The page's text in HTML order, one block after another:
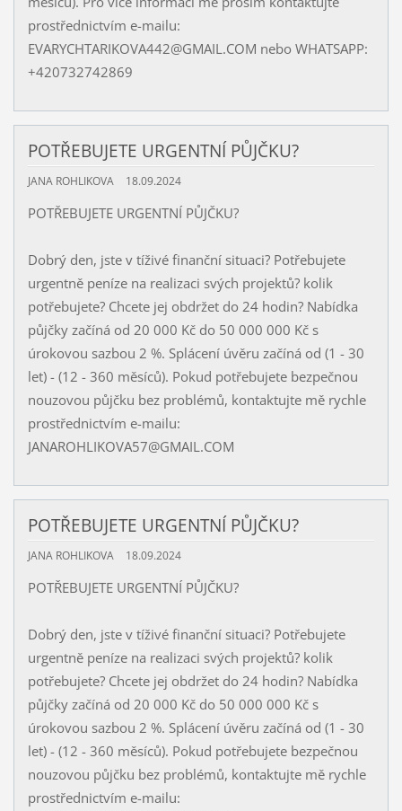
prostřednictvím e-mailu:
EVARYCHTARIKOVA442@GMAIL.COM nebo WHATSAPP:
+420732742869
POTŘEBUJETE URGENTNÍ PŮJČKU?
JANA ROHLIKOVA 18.09.2024
POTŘEBUJETE URGENTNÍ PŮJČKU?
Dobrý den, jste v tíživé finanční situaci? Potřebujete
urgentně peníze na realizaci svých projektů? kolik
potřebujete? Chcete jej obdržet do 24 hodin? Nabídka
půjčky začíná od 20 000 Kč do 50 000 000 Kč s
úrokovou sazbou 2 %. Splácení úvěru začíná od (1 - 30
let) - (12 - 360 měsíců). Pokud potřebujete bezpečnou
nouzovou půjčku bez problémů, kontaktujte mě rychle
prostřednictvím e-mailu:
JANAROHLIKOVA57@GMAIL.COM
POTŘEBUJETE URGENTNÍ PŮJČKU?
JANA ROHLIKOVA 18.09.2024
POTŘEBUJETE URGENTNÍ PŮJČKU?
Dobrý den, jste v tíživé finanční situaci? Potřebujete
urgentně peníze na realizaci svých projektů? kolik
potřebujete? Chcete jej obdržet do 24 hodin? Nabídka
půjčky začíná od 20 000 Kč do 50 000 000 Kč s
úrokovou sazbou 2 %. Splácení úvěru začíná od (1 - 30
let) - (12 - 360 měsíců). Pokud potřebujete bezpečnou
nouzovou půjčku bez problémů, kontaktujte mě rychle
prostřednictvím e-mailu: